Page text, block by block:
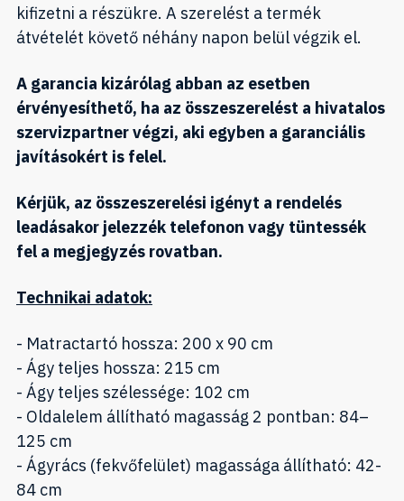
kifizetni a részükre. A szerelést a termék
átvételét követő néhány napon belül végzik el.
A garancia kizárólag abban az esetben
érvényesíthető, ha az összeszerelést a hivatalos
szervizpartner végzi, aki egyben a garanciális
javításokért is felel.
Kérjük, az összeszerelési igényt a rendelés
leadásakor jelezzék telefonon vagy tüntessék
fel a megjegyzés rovatban.
Technikai adatok:
- Matractartó hossza: 200 x 90 cm
- Ágy teljes hossza: 215 cm
- Ágy teljes szélessége: 102 cm
- Oldalelem állítható magasság 2 pontban: 84–
125 cm
- Ágyrács (fekvőfelület) magassága állítható: 42-
84 cm